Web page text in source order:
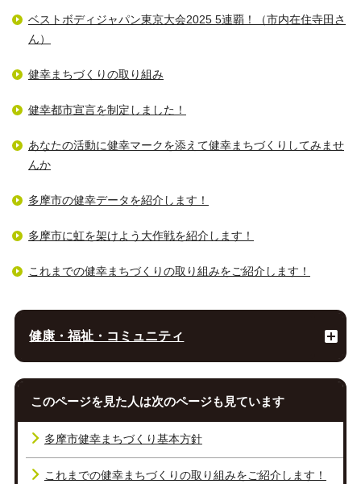
ベストボディジャパン東京大会2025 5連覇！（市内在住寺田さ
ん）
健幸まちづくりの取り組み
健幸都市宣言を制定しました！
あなたの活動に健幸マークを添えて健幸まちづくりしてみませ
んか
多摩市の健幸データを紹介します！
多摩市に虹を架けよう大作戦を紹介します！
これまでの健幸まちづくりの取り組みをご紹介します！
健康・福祉・コミュニティ
このページを見た人は次のページも見ています
多摩市健幸まちづくり基本方針
これまでの健幸まちづくりの取り組みをご紹介します！